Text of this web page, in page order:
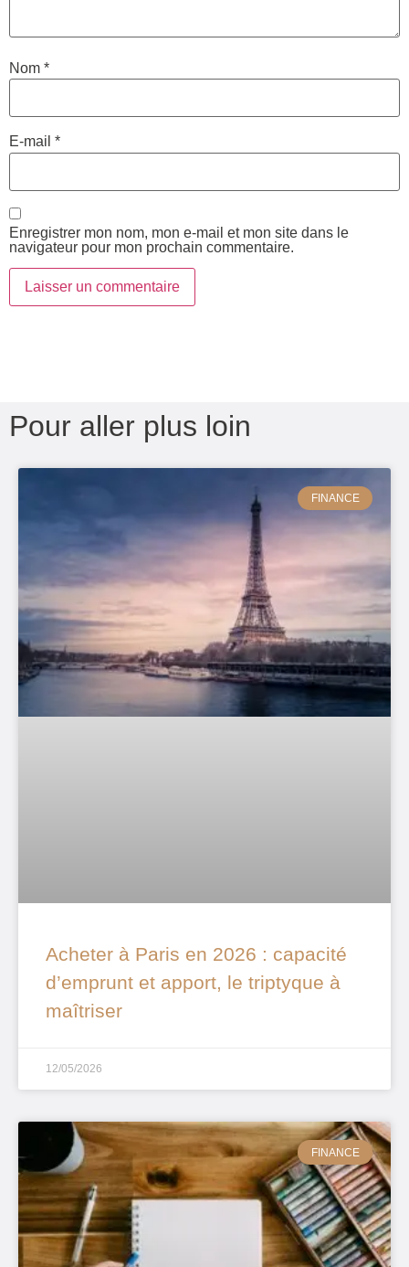
Nom *
E-mail *
Enregistrer mon nom, mon e-mail et mon site dans le
navigateur pour mon prochain commentaire.
Pour aller plus loin
FINANCE
Acheter à Paris en 2026 : capacité
d’emprunt et apport, le triptyque à
maîtriser
12/05/2026
FINANCE